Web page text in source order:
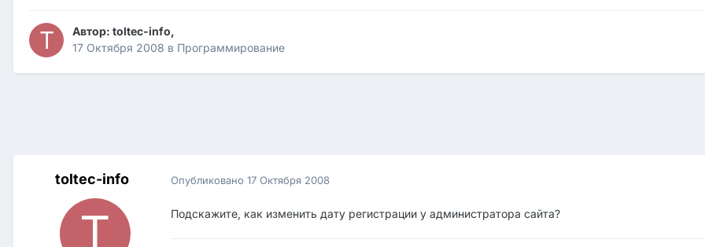
Автор: toltec-info,
17 Октября 2008 в Программирование
toltec-info Опубликовано 17 Октября 2008
Подскажите, как изменить дату регистрации у администратора сайта?